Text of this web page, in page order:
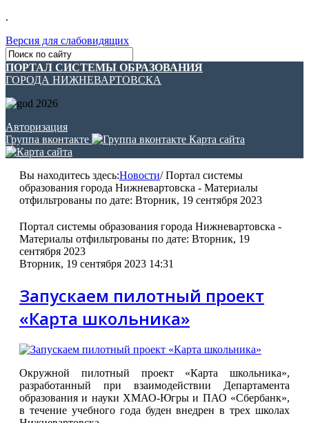
.
Версия для слабовидящих
ПОРТАЛ СИСТЕМЫ ОБРАЗОВАНИЯ
ГОРОДА НИЖНЕВАРТОВСКА
Авторизация
Группа вконтакте
Карта сайта
Вы находитесь здесь:Новости/Портал системы
образования города Нижневартовска - Материалы
отфильтрованы по дате: Вторник, 19 сентября 2023
Портал системы образования города Нижневартовска -
Материалы отфильтрованы по дате: Вторник, 19
сентября 2023
Вторник, 19 сентября 2023 14:31
Запускаем пилотный проект
«Карта школьника»
Окружной пилотный проект «Карта школьника»,
разработанный при взаимодействии Департамента
образования и науки ХМАО-Югры и ПАО «Сбербанк»,
в течение учебного года буден внедрен в трех школах